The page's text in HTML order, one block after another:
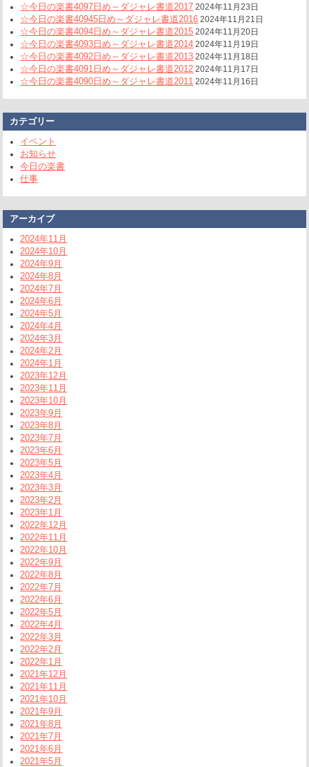
☆今日の楽書4097日め～ダジャレ書道2017 2024年11月23日
☆今日の楽書40945日め～ダジャレ書道2016 2024年11月21日
☆今日の楽書4094日め～ダジャレ書道2015 2024年11月20日
☆今日の楽書4093日め～ダジャレ書道2014 2024年11月19日
☆今日の楽書4092日め～ダジャレ書道2013 2024年11月18日
☆今日の楽書4091日め～ダジャレ書道2012 2024年11月17日
☆今日の楽書4090日め～ダジャレ書道2011 2024年11月16日
カテゴリー
イベント
お知らせ
今日の楽書
仕事
アーカイブ
2024年11月
2024年10月
2024年9月
2024年8月
2024年7月
2024年6月
2024年5月
2024年4月
2024年3月
2024年2月
2024年1月
2023年12月
2023年11月
2023年10月
2023年9月
2023年8月
2023年7月
2023年6月
2023年5月
2023年4月
2023年3月
2023年2月
2023年1月
2022年12月
2022年11月
2022年10月
2022年9月
2022年8月
2022年7月
2022年6月
2022年5月
2022年4月
2022年3月
2022年2月
2022年1月
2021年12月
2021年11月
2021年10月
2021年9月
2021年8月
2021年7月
2021年6月
2021年5月